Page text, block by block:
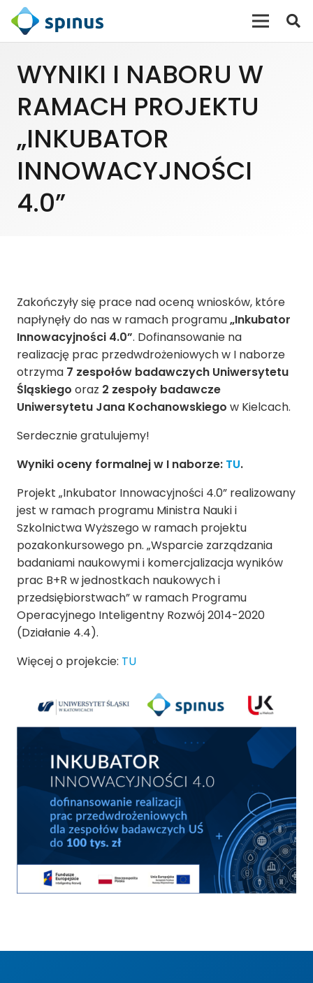
WYNIKI I NABORU W
RAMACH PROJEKTU
„INKUBATOR
INNOWACYJNOŚCI
4.0”
Zakończyły się prace nad oceną wniosków, które
napłynęły do nas w ramach programu„Inkubator
Innowacyjności 4.0”. Dofinansowanie na
realizację prac przedwdrożeniowych w I naborze
otrzyma 7 zespołów badawczych Uniwersytetu
Śląskiego oraz 2 zespoły badawcze
Uniwersytetu Jana Kochanowskiego w Kielcach.
Serdecznie gratulujemy!
Wyniki oceny formalnej w I naborze: TU.
Projekt „Inkubator Innowacyjności 4.0” realizowany
jest w ramach programu Ministra Nauki i
Szkolnictwa Wyższego w ramach projektu
pozakonkursowego pn. „Wsparcie zarządzania
badaniami naukowymi i komercjalizacja wyników
prac B+R w jednostkach naukowych i
przedsiębiorstwach” w ramach Programu
Operacyjnego Inteligentny Rozwój 2014-2020
(Działanie 4.4).
Więcej o projekcie: TU